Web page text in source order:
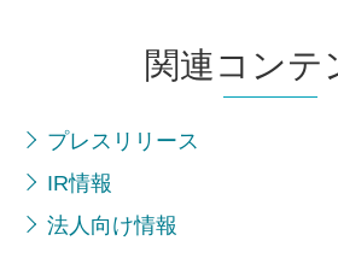
関連コンテ
プレスリリース
IR情報
法人向け情報